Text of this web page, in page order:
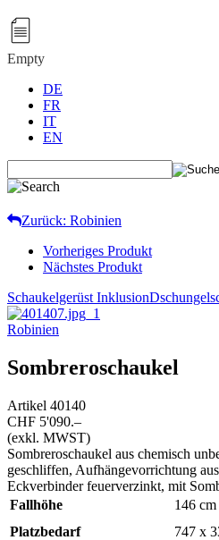
Empty
DE
FR
IT
EN
Zurück: Robinien
Vorheriges Produkt
Nächstes Produkt
Schaukelgerüst Inklusion
Robinien
Sombreroschaukel
Artikel 40140
CHF 5'090.–
(exkl. MWST)
Sombreroschaukel aus chemisch
geschliffen, Aufhängevorrichtung
Eckverbinder feuerverzinkt, mit
Fallhöhe
146 cm
Platzbedarf
747 x